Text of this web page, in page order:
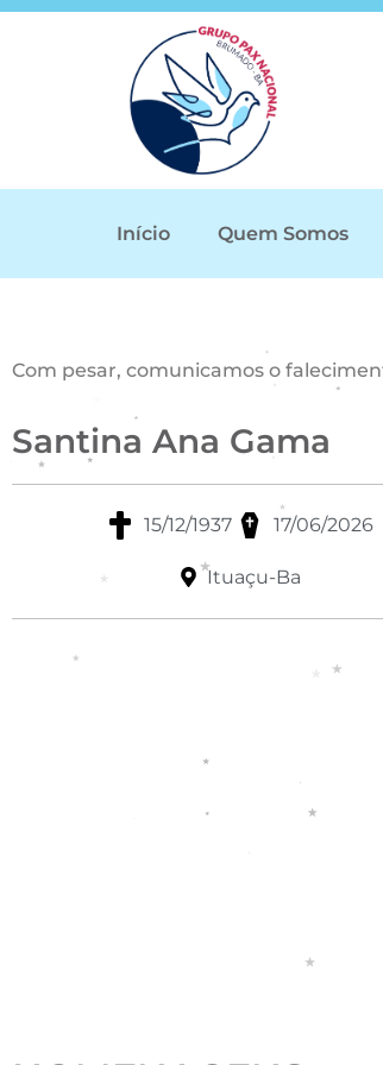
Início Quem Somos
Com pesar, comunicamos o
Santina Ana Gama
15/12/1937 17/06/2026
Ituaçu-Ba